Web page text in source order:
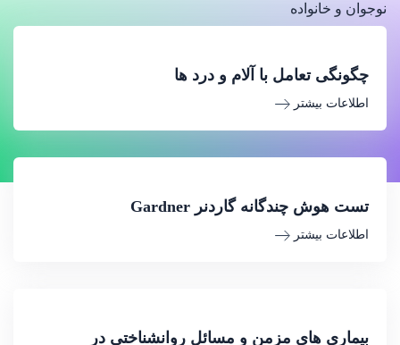
نوجوان و خانواده
چگونگی تعامل با آلام و درد ها
اطلاعات بیشتر
تست هوش چندگانه گاردنر Gardner
اطلاعات بیشتر
بیماری های مزمن و مسائل روانشناختی در